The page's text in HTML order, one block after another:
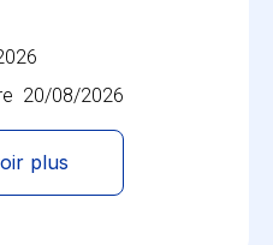
20/08/2026
plus